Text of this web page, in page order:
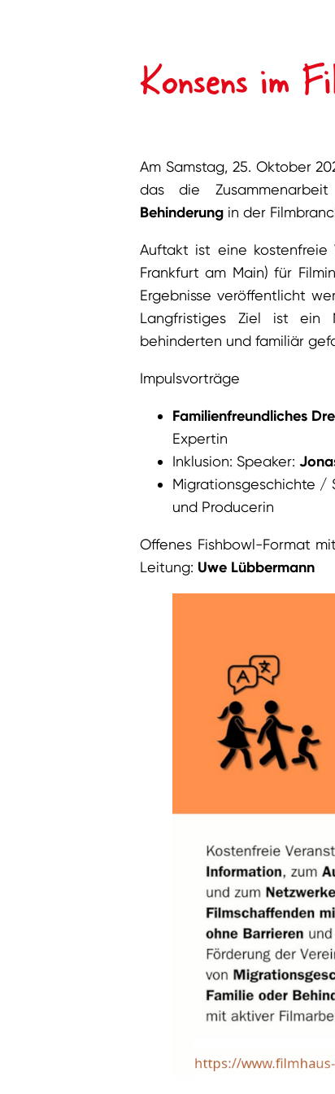
Konsens im
Am Samstag, 25. Oktober
das die
Behinderung in der
Auftakt ist eine kostenfreie
Frankfurt am Main) für
Ergebnisse veröffentlicht
Langfristiges Ziel ist ein
behinderten und familiär
Impulsvorträge
Familienfreundliches
Expertin
Inklusion: Speaker:
Migrationsgeschichte /
und Producerin
Offenes Fishbowl-Format
Leitung: Uwe Lübbermann